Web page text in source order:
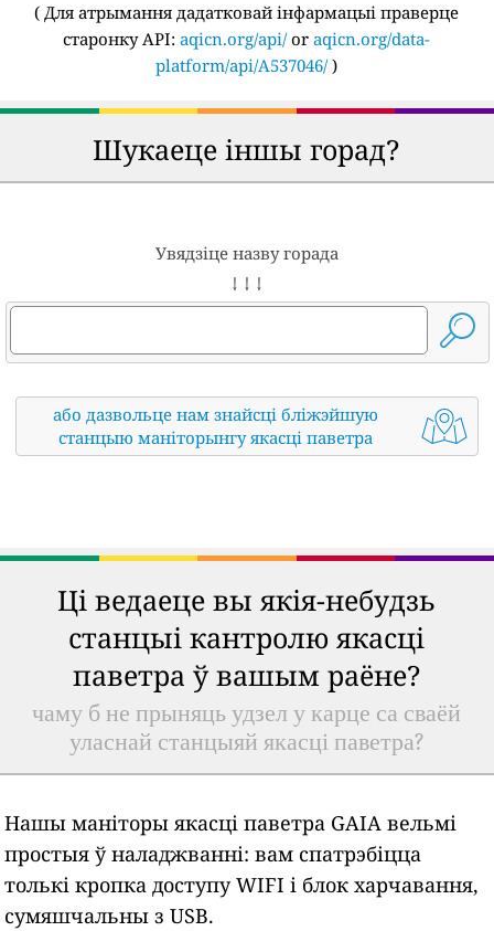
(Для атрымання дадатковай інфармацыі праверце
старонку API: aqicn.org/api/oraqicn.org/data-
platform/api/A537046/)
Шукаеце іншы горад?
Увядзіце назву горада
↓ ↓ ↓
або дазвольце нам знайсці бліжэйшую
станцыю маніторынгу якасці паветра
Ці ведаеце вы якія-небудзь
станцыі кантролю якасці
паветра ў вашым раёне?
чаму б не прыняць удзел у карце са сваёй
уласнай станцыяй якасці паветра?
Нашы маніторы якасці паветра GAIA вельмі
простыя ў наладжванні: вам спатрэбіцца
толькі кропка доступу WIFI і блок харчавання,
сумяшчальны з USB.